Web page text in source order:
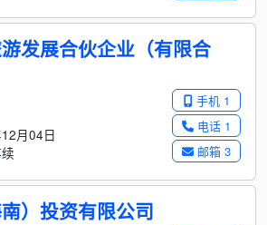
发展合伙企业（有限合
手机 1
电话 1
邮箱 3
月04日
）投资有限公司